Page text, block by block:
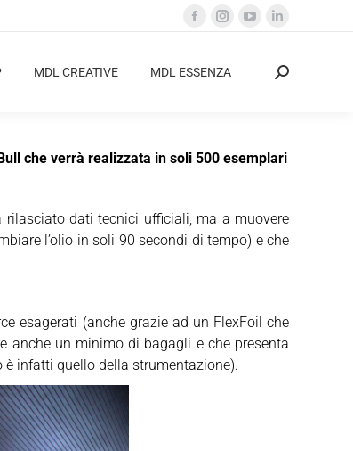
Facebook
opens
Instagram
opens
YouTube
opens
Linkedin
opens
MDL CREATIVE MDL ESSENZA Cerca:
che verrà realizzata in soli 500 esemplari
rilasciato dati tecnici ufficiali, ma a muovere
l’olio in soli 90 secondi di tempo) e che
esagerati (anche grazie ad un FlexFoil che
anche un minimo di bagagli e che presenta
è infatti quello della strumentazione).